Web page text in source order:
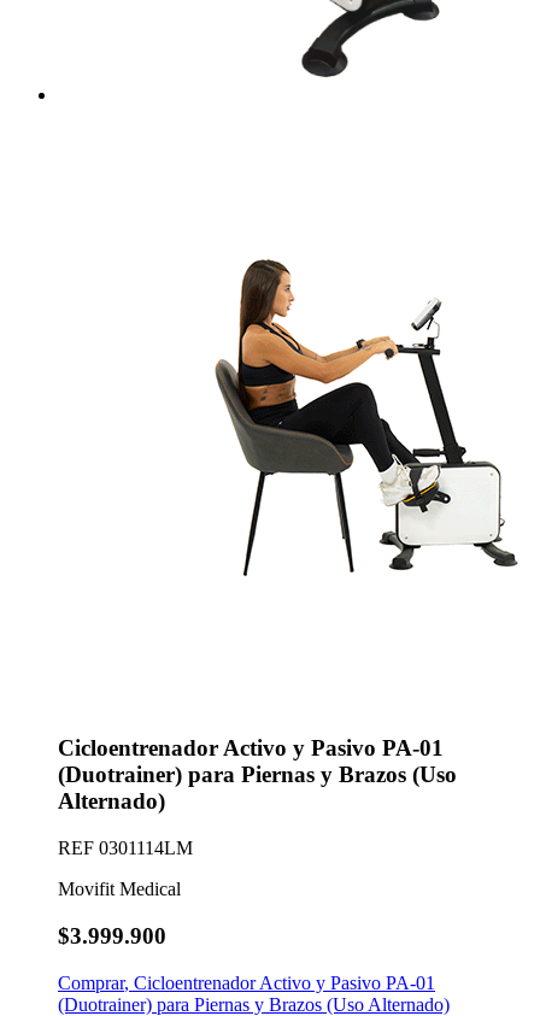
Cicloentrenador Activo y Pasivo PA-01
(Duotrainer) para Piernas y Brazos (Uso
Alternado)
REF 0301114LM
Movifit Medical
$3.999.900
Comprar, Cicloentrenador Activo y Pasivo PA-01
(Duotrainer) para Piernas y Brazos (Uso Alternado)